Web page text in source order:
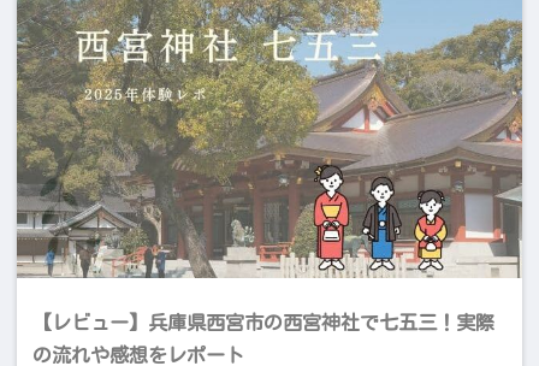
【レビュー】兵庫県西宮市の西宮神社で七五三！実際
の流れや感想をレポート